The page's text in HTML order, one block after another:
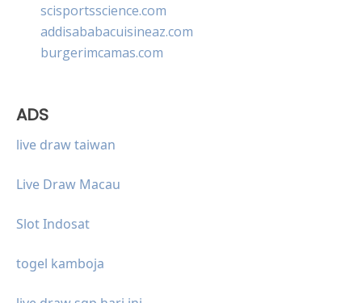
scisportsscience.com
addisababacuisineaz.com
burgerimcamas.com
ADS
live draw taiwan
Live Draw Macau
Slot Indosat
togel kamboja